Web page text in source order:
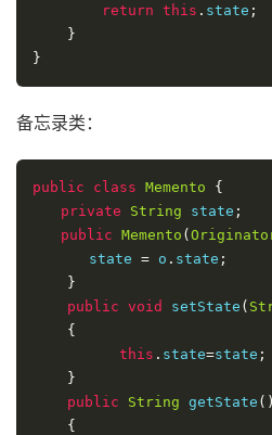
return this . state ;
}
}
备忘录类：
public class Memento
{
private
String state ;
public Memento (
state = o . state ;
}
public void setState (
{
this . state=state ;
}
public
String getState ()
{